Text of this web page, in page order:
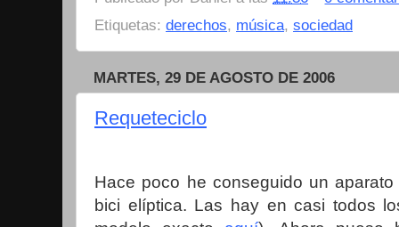
Etiquetas: derechos, música, sociedad
MARTES, 29 DE AGOSTO DE 2006
Requeteciclo
Hace poco he conseguido un
bici elíptica. Las hay en casi todos